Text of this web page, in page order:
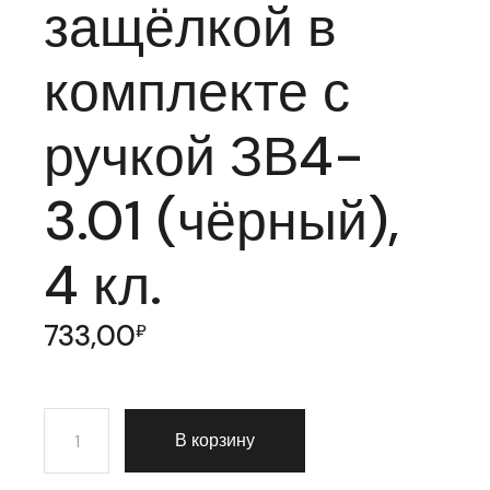
защёлкой в
комплекте с
ручкой ЗВ4-
3.01 (чёрный),
4 кл.
733,00₽
Количество товара Замок врезной Zenit (Зенит)
В корзину